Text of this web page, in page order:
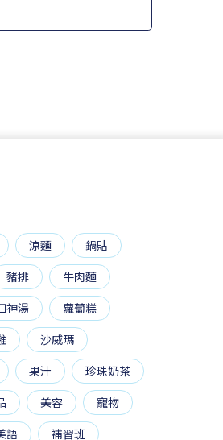
涼麵
鍋貼
豬排
牛肉麵
神湯
蘿蔔糕
沙威瑪
果汁
珍珠奶茶
美容
寵物
語 補習班